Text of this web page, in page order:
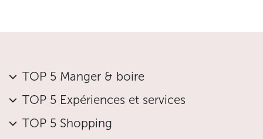
TOP 5 Manger & boire
TOP 5 Expériences et services
TOP 5 Shopping